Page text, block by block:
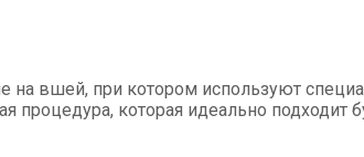
на вшей, при котором используют
процедура, которая идеально